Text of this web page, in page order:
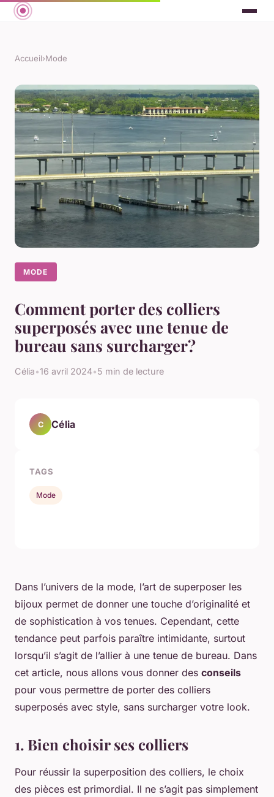
Accueil›Mode
MODE
Comment porter des colliers
superposés avec une tenue de
bureau sans surcharger?
Célia•16 avril 2024•5 min de lecture
Dans l’univers de la mode, l’art de superposer les
bijoux permet de donner une touche d’originalité et
de sophistication à vos tenues. Cependant, cette
tendance peut parfois paraître intimidante, surtout
lorsqu’il s’agit de l’allier à une tenue de bureau. Dans
cet article, nous allons vous donner des conseils
pour vous permettre de porter des colliers
superposés avec style, sans surcharger votre look.
1. Bien choisir ses colliers
Pour réussir la superposition des colliers, le choix
des pièces est primordial. Il ne s’agit pas simplement
C Célia
TAGS
Mode